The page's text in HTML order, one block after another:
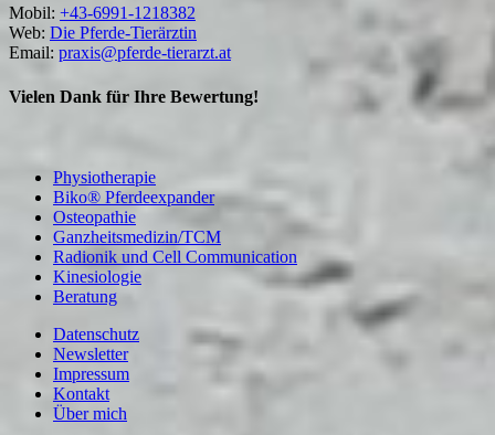
Mobil: +43-6991-1218382
Web: Die Pferde-Tierärztin
Email: praxis@pferde-tierarzt.at
Vielen Dank für Ihre Bewertung!
Physiotherapie
Biko® Pferdeexpander
Osteopathie
Ganzheitsmedizin/TCM
Radionik und Cell Communication
Kinesiologie
Beratung
Datenschutz
Newsletter
Impressum
Kontakt
Über mich